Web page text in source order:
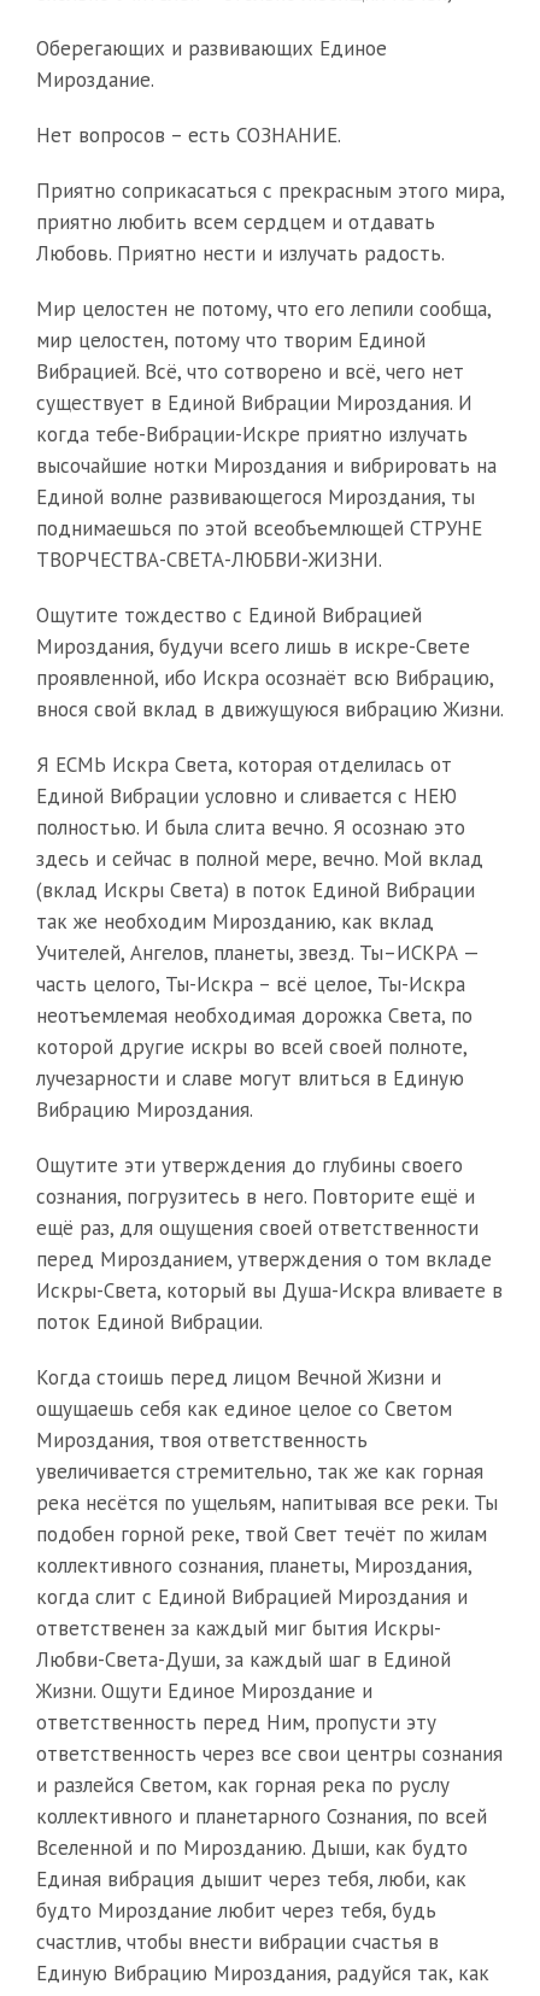
Оберегающих и развивающих Единое
Мироздание.
Нет вопросов – есть СОЗНАНИЕ.
Приятно соприкасаться с прекрасным этого мира,
приятно любить всем сердцем и отдавать
Любовь. Приятно нести и излучать радость.
Мир целостен не потому, что его лепили сообща,
мир целостен, потому что творим Единой
Вибрацией. Всё, что сотворено и всё, чего нет
существует в Единой Вибрации Мироздания. И
когда тебе-Вибрации-Искре приятно излучать
высочайшие нотки Мироздания и вибрировать на
Единой волне развивающегося Мироздания, ты
поднимаешься по этой всеобъемлющей СТРУНЕ
ТВОРЧЕСТВА-СВЕТА-ЛЮБВИ-ЖИЗНИ.
Ощутите тождество с Единой Вибрацией
Мироздания, будучи всего лишь в искре-Свете
проявленной, ибо Искра осознаёт всю Вибрацию,
внося свой вклад в движущуюся вибрацию Жизни.
Я ЕСМЬ Искра Света, которая отделилась от
Единой Вибрации условно и сливается с НЕЮ
полностью. И была слита вечно. Я осознаю это
здесь и сейчас в полной мере, вечно. Мой вклад
(вклад Искры Света) в поток Единой Вибрации
так же необходим Мирозданию, как вклад
Учителей, Ангелов, планеты, звезд. Ты–ИСКРА —
часть целого, Ты-Искра – всё целое, Ты-Искра
неотъемлемая необходимая дорожка Света, по
которой другие искры во всей своей полноте,
лучезарности и славе могут влиться в Единую
Вибрацию Мироздания.
Ощутите эти утверждения до глубины своего
сознания, погрузитесь в него. Повторите ещё и
ещё раз, для ощущения своей ответственности
перед Мирозданием, утверждения о том вкладе
Искры-Света, который вы Душа-Искра вливаете в
поток Единой Вибрации.
Когда стоишь перед лицом Вечной Жизни и
ощущаешь себя как единое целое со Светом
Мироздания, твоя ответственность
увеличивается стремительно, так же как горная
река несётся по ущельям, напитывая все реки. Ты
подобен горной реке, твой Свет течёт по жилам
коллективного сознания, планеты, Мироздания,
когда слит с Единой Вибрацией Мироздания и
ответственен за каждый миг бытия Искры-
Любви-Света-Души, за каждый шаг в Единой
Жизни. Ощути Единое Мироздание и
ответственность перед Ним, пропусти эту
ответственность через все свои центры сознания
и разлейся Светом, как горная река по руслу
коллективного и планетарного Сознания, по всей
Вселенной и по Мирозданию. Дыши, как будто
Единая вибрация дышит через тебя, люби, как
будто Мироздание любит через тебя, будь
счастлив, чтобы внести вибрации счастья в
Единую Вибрацию Мироздания, радуйся так, как